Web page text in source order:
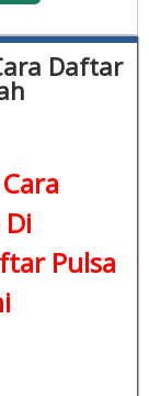
Daftar
Pulsa